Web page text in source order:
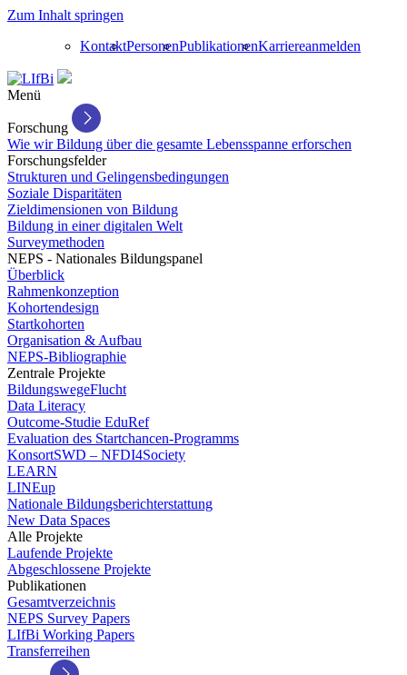
Zum Inhalt springen
KontaktPersonenPublikationenKarriereanmelden
Menü
Forschung
Wie wir Bildung über die gesamte Lebensspanne erforschen
Forschungsfelder
Strukturen und Gelingensbedingungen
Soziale Disparitäten
Zieldimensionen von Bildung
Bildung in einer digitalen Welt
Surveymethoden
NEPS - Nationales Bildungspanel
Überblick
Rahmenkonzeption
Kohortendesign
Startkohorten
Organisation & Aufbau
NEPS-Bibliographie
Zentrale Projekte
BildungswegeFlucht
Data Literacy
Outcome-Studie EduRef
Evaluation des Startchancen-Programms
KonsortSWD – NFDI4Society
LEARN
LINEup
Nationale Bildungsberichterstattung
New Data Spaces
Alle Projekte
Laufende Projekte
Abgeschlossene Projekte
Publikationen
Gesamtverzeichnis
NEPS Survey Papers
LIfBi Working Papers
Transferreihen